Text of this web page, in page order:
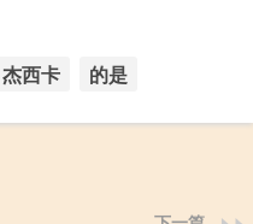
杰西卡 的是